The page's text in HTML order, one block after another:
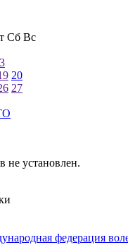
Сб Вс
20
27
не установлен.
федерация